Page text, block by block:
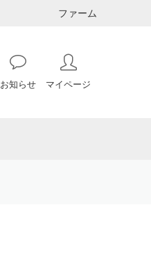
ファーム
お知らせ マイページ